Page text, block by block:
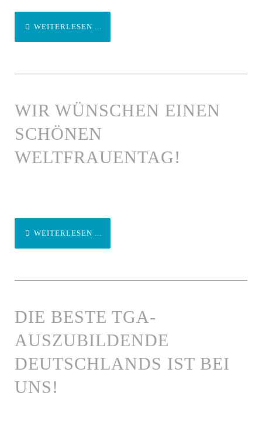
WEITERLESEN ...
WIR WÜNSCHEN EINEN
SCHÖNEN
WELTFRAUENTAG!
WEITERLESEN ...
DIE BESTE TGA-
AUSZUBILDENDE
DEUTSCHLANDS IST BEI
UNS!